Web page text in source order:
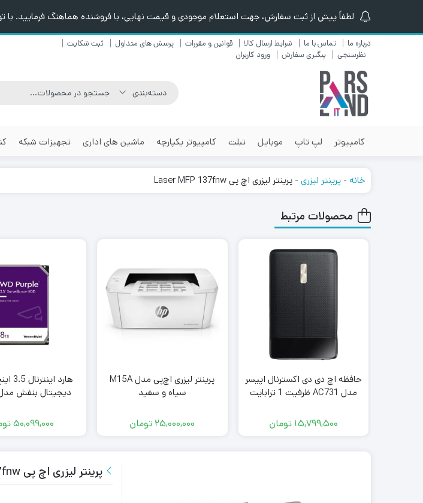
لطفاً پیش از ثبت سفارش، جهت استعلام موجودی و قیمت نهایی، با فروشنده هماهنگ فرمایید. با
درباره ما تماس با ما شرایط ارسال کالا قوانین و مقررات پرسش های متداول
ثبت شکایت
نظرسنجی
پیگیری سفارش ورود کاربران
کامپیوتر لپ تاپ موبایل تبلت کامپیوتر یکپارچه ماشین های اداری تجهیزات شبکه
خانه - پرینتر لیزری - پرینتر لیزری اچ‌ پی Laser MFP 137fnw
محصولات مرتبط
حافظه اچ دی دی اکسترنال اپیسر
مدل AC731 ظرفیت 1 ترابایت
15,799,500 تومان
پرینتر لیزری اچ‌پی مدل M15A
سیاه و سفید
25,000,000 تومان
هارد
گارانتی سلامتی 100%
50,099,000
پرینتر لیزری اچ‌ پی Laser MFP 137fnw